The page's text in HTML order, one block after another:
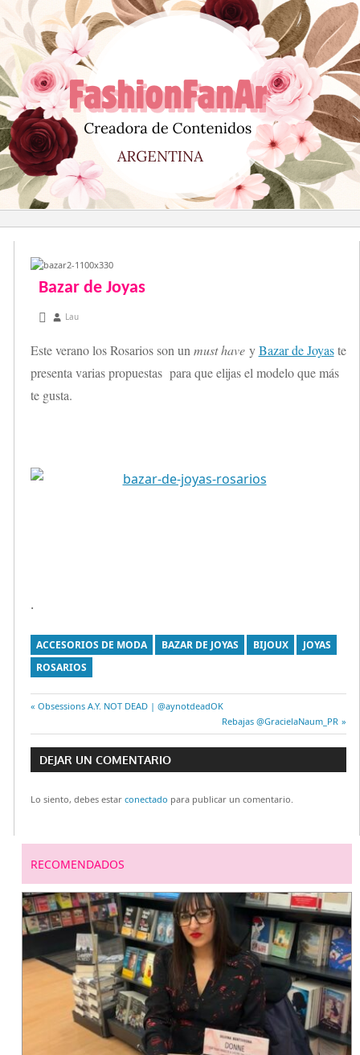
al
contenido
Bazar de Joyas
enero 7, 2013
Lau
Este verano los Rosarios son un must haveyBazar de Joyaste
presenta varias propuestas para que elijas el modelo que más
te gusta.
.
ACCESORIOS DE MODA BAZAR DE JOYAS BIJOUX
JOYAS
ROSARIOS
Navegación
de
entradas
Entrada
Obsessions A.Y. NOT DEAD | @aynotdeadOK
Entrada
siguiente:
Rebajas @GracielaNaum_PR
DEJAR UN COMENTARIO
Lo siento, debes estar conectado para publicar un comentario.
RECOMENDADOS